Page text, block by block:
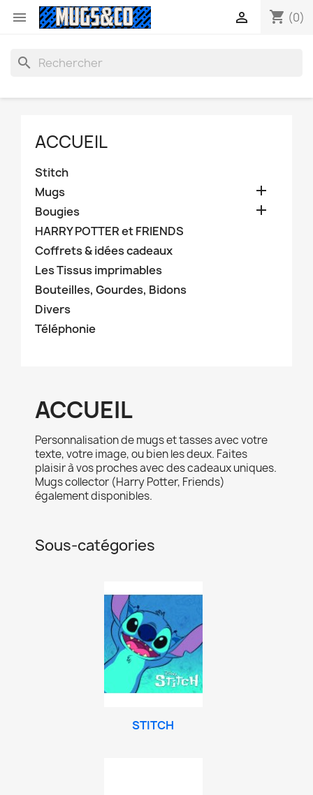
 shopping_cart (0)

search
ACCUEIL
Stitch
Mugs

Bougies 
HARRY POTTER et FRIENDS
Coffrets & idées cadeaux
Les Tissus imprimables
Bouteilles, Gourdes, Bidons
Divers
Téléphonie
ACCUEIL
Personnalisation de mugs et tasses avec votre
texte, votre image, ou bien les deux. Faites
plaisir à vos proches avec des cadeaux uniques.
Mugs collector (Harry Potter, Friends)
également disponibles.
Sous-catégories
STITCH